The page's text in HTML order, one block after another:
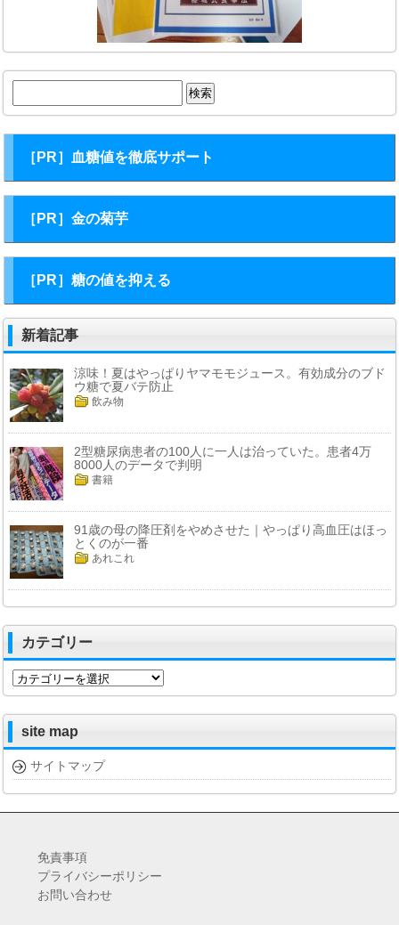
索:
［PR］血糖値を徹底サポート
［PR］金の菊芋
［PR］糖の値を抑える
新着記事
涼味！夏はやっぱりヤマモモジュース。有効成分のブド
ウ糖で夏バテ防止
飲み物
2型糖尿病患者の100人に一人は治っていた。患者4万
8000人のデータで判明
書籍
91歳の母の降圧剤をやめさせた｜やっぱり高血圧はほっ
とくのが一番
あれこれ
カテゴリー
カ
テ
リ
ー
site map
サイトマップ
免責事項
プライバシーポリシー
お問い合わせ